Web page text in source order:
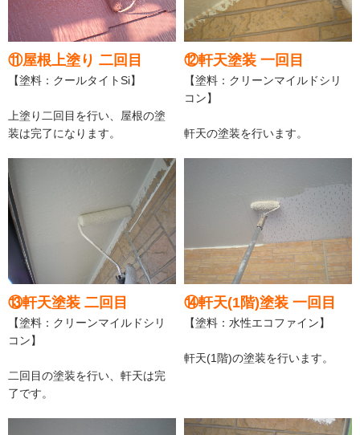
⑪屋根上塗り 二回目
【塗料：クールタイトSi】
上塗り二回目を行い、屋根の塗
装は完了になります。
⑫軒天塗装 一回目
【塗料：クリーンマイルドシリ
コン】
軒天の塗装を行います。
⑬軒天塗装 二回目
【塗料：クリーンマイルドシリ
コン】
二回目の塗装を行い、軒天は完
了です。
⑭軒天(1階)塗装 一回目
【塗料：水性エコファイン】
軒天(1階)の塗装を行います。